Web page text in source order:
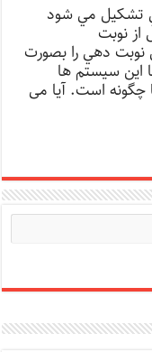
تشكيل مي شود
نوبت
دهي را بصورت
این سیستم ها
چگونه است. آیا می